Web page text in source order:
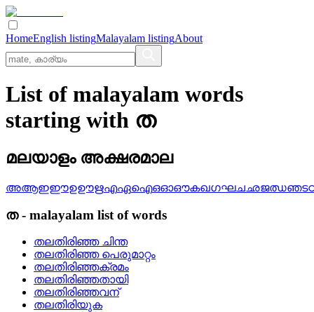
HomeEnglish listingMalayalam listingAbout
List of malayalam words
starting with ത
മലയാളം അക്ഷരമാല
അആഇഈഉഊഋഎഏഐഒഓഔകഖഗഘചഛജഝഞട
ത- malayalam list of words
തലതിരിഞ്ഞ ചിന്ത
തലതിരിഞ്ഞ പെരുമാറ്റം
തലതിരിഞ്ഞക്രമം
തലതിരിഞ്ഞതായി
തലതിരിഞ്ഞവന്
തലതിരിയുക